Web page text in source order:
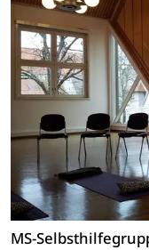
MS-